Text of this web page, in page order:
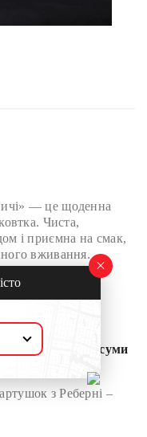
— це щоденна
Чиста,
і приємна на смак,
вживання.
та допомагає
дня.
доставки та суми
з Реберні –